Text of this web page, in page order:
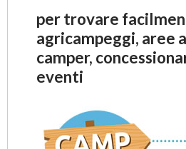
per trovare
agricampeggi, aree
camper,
eventi